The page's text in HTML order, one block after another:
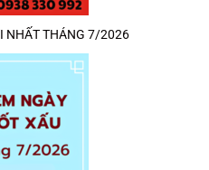
NHẤT THÁNG 7/2026